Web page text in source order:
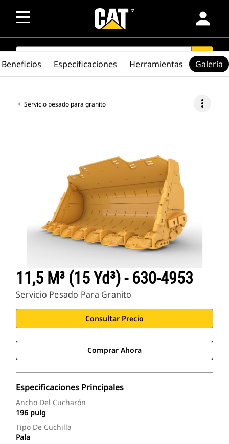
person
SEARCH search
Servicio pesado para granito more_vert
11,5 M³ (15 Yd³) - 630-4953
Servicio Pesado Para Granito
Consultar Precio
Comprar Ahora
Especificaciones Principales
Ancho Del Cucharón
196 pulg
Tipo De Cuchilla
Pala
Beneficios Especificaciones Herramientas Galería